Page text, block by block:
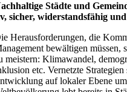
Städte und
sicher, wider­stands­fä­hig
Herausforderungen, die
bewältigen
meistern: Klimawandel,
etc. Vernetzte
auf lokaler Ebene